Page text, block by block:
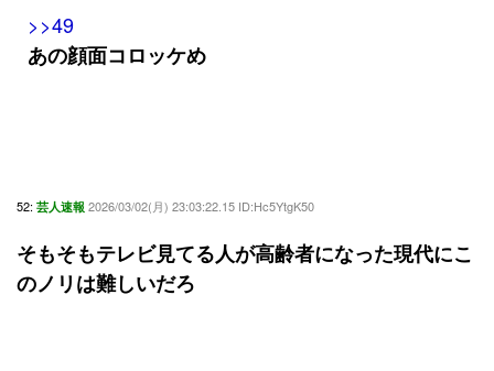
>>49
あの顔面コロッケめ
52: 芸人速報 2026/03/02(月) 23:03:22.15 ID:Hc5YtgK50
そもそもテレビ見てる人が高齢者になった現代にこ
のノリは難しいだろ